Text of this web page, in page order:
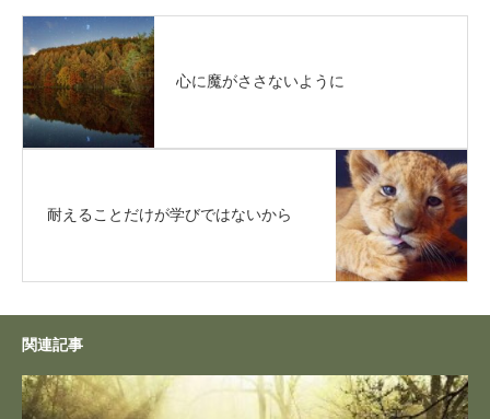
心に魔がささないように
耐えることだけが学びではないから
関連記事